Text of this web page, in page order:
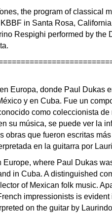
the program of classical
in Santa Rosa,
Respighi performed by the
Europa, donde Paul Dukas
y en Cuba. Fue un
como coleccionista
su música, se puede ver la
obras que fueron escritas
en la guitarra por
where Paul Dukas
in Cuba. A distinguished
of Mexican folk music.
impressionists is
on the guitar by